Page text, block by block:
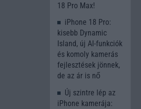
18 Pro Max!
iPhone 18 Pro:
kisebb Dynamic
Island, új AI-funkciók
és komoly kamerás
fejlesztések jönnek,
de az ár is nő
Új szintre lép az
iPhone kamerája: